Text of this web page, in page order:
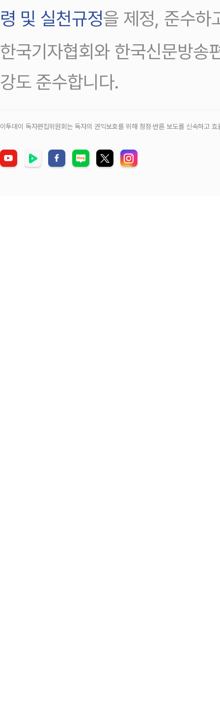
령 및 실천규정을 제정, 준수하
한국기자협회와 한국신문방송
강도 준수합니다.
이투데이 독자편집위원회는 독자의 권익보호를 위해 정정‧반론 보도를 신속하고